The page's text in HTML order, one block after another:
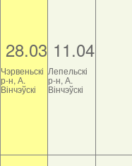
28.03
Чэрвеньскі
р-н, А.
Вінчэўскі
11.04
Лепельскі
р-н, А.
Вінчэўскі